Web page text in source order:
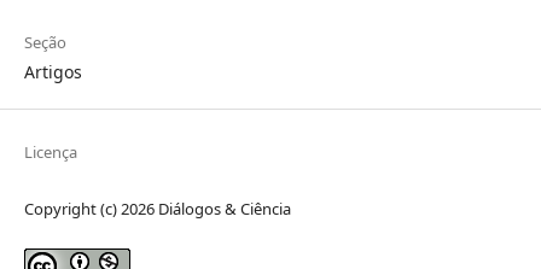
Seção
Artigos
Licença
Copyright (c) 2026 Diálogos & Ciência